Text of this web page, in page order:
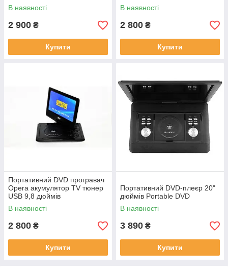
В наявності
2 900 ₴
Купити
В наявності
2 800 ₴
Купити
Портативний DVD програвач
Opera акумулятор TV тюнер
USB 9,8 дюймів
В наявності
2 800 ₴
Купити
Портативний DVD-плеєр 20"
дюймів Portable DVD
В наявності
3 890 ₴
Купити